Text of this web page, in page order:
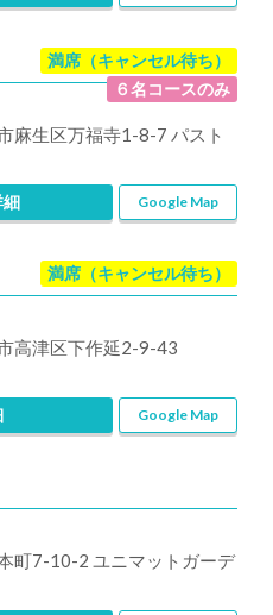
満席（キャンセル待ち）
６名コースのみ
麻生区万福寺1-8-7 パスト
Google Map
満席（キャンセル待ち）
高津区下作延2-9-43
Google Map
町7-10-2 ユニマットガーデ